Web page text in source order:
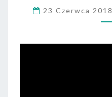
23 Czerwca 2018